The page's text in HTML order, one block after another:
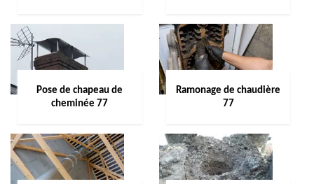
Pose de chapeau de
cheminée 77
Ramonage de chaudière
77